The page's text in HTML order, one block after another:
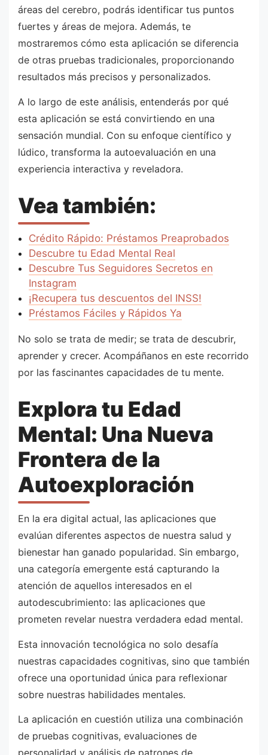
áreas del cerebro, podrás identificar tus puntos
fuertes y áreas de mejora. Además, te
mostraremos cómo esta aplicación se diferencia
de otras pruebas tradicionales, proporcionando
resultados más precisos y personalizados.
A lo largo de este análisis, entenderás por qué
esta aplicación se está convirtiendo en una
sensación mundial. Con su enfoque científico y
lúdico, transforma la autoevaluación en una
experiencia interactiva y reveladora.
Vea también:
Crédito Rápido: Préstamos Preaprobados
Descubre tu Edad Mental Real
Descubre Tus Seguidores Secretos en
Instagram
¡Recupera tus descuentos del INSS!
Préstamos Fáciles y Rápidos Ya
No solo se trata de medir; se trata de descubrir,
aprender y crecer. Acompáñanos en este recorrido
por las fascinantes capacidades de tu mente.
Explora tu Edad
Mental: Una Nueva
Frontera de la
Autoexploración
En la era digital actual, las aplicaciones que
evalúan diferentes aspectos de nuestra salud y
bienestar han ganado popularidad. Sin embargo,
una categoría emergente está capturando la
atención de aquellos interesados en el
autodescubrimiento: las aplicaciones que
prometen revelar nuestra verdadera edad mental.
Esta innovación tecnológica no solo desafía
nuestras capacidades cognitivas, sino que también
ofrece una oportunidad única para reflexionar
sobre nuestras habilidades mentales.
La aplicación en cuestión utiliza una combinación
de pruebas cognitivas, evaluaciones de